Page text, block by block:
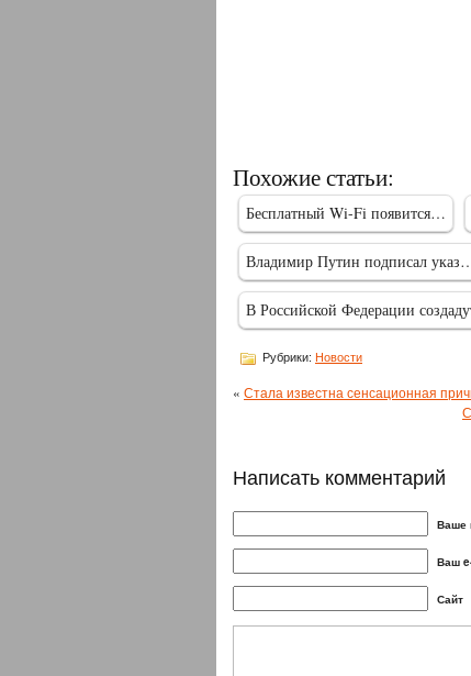
Похожие статьи:
Бесплатный Wi-Fi появится…
Владимир Путин подписал
В Российской Федерации
Рубрики: Новости
« Стала известна сенсационная
Написать комментарий
Ваше
Ваш
Сайт